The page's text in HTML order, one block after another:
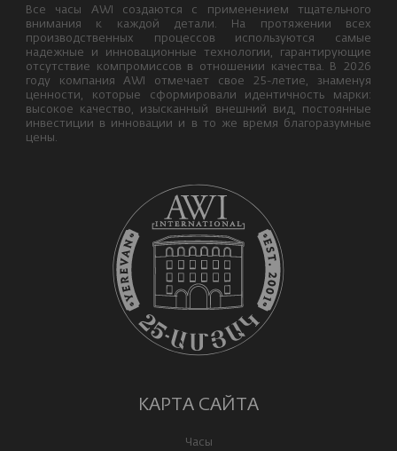
Все часы AWI создаются с применением тщательного
внимания к каждой детали. На протяжении всех
производственных процессов используются самые
надежные и инновационные технологии, гарантирующие
отсутствие компромиссов в отношении качества. В 2026
году компания AWI отмечает свое 25-летие, знаменуя
ценности, которые сформировали идентичность марки:
высокое качество, изысканный внешний вид, постоянные
инвестиции в инновации и в то же время благоразумные
цены.
КАРТА САЙТА
Часы